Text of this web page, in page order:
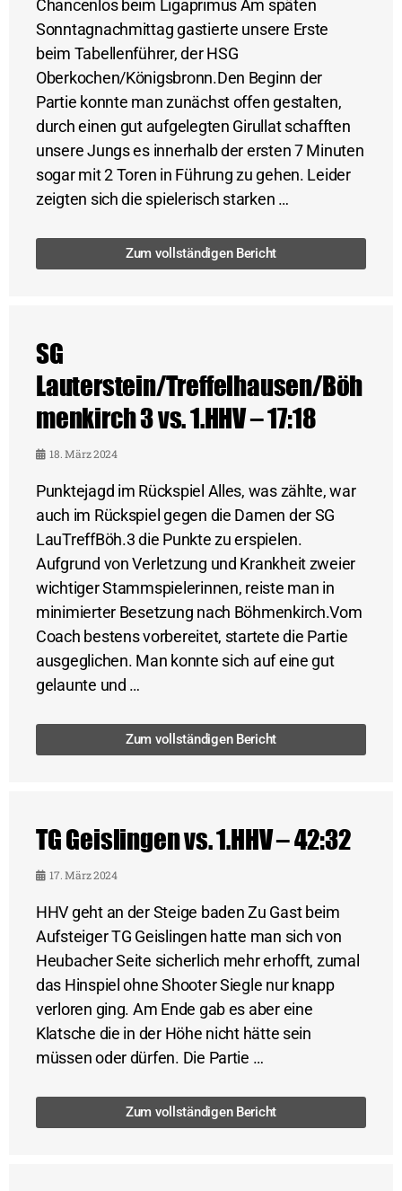
Chancenlos beim Ligaprimus Am späten
Sonntagnachmittag gastierte unsere Erste
beim Tabellenführer, der HSG
Oberkochen/Königsbronn.Den Beginn der
Partie konnte man zunächst offen gestalten,
durch einen gut aufgelegten Girullat schafften
unsere Jungs es innerhalb der ersten 7 Minuten
sogar mit 2 Toren in Führung zu gehen. Leider
zeigten sich die spielerisch starken …
Zum vollständigen Bericht
SG
Lauterstein/Treffelhausen/Böh
menkirch 3 vs. 1.HHV – 17:18
18. März 2024
Punktejagd im Rückspiel Alles, was zählte, war
auch im Rückspiel gegen die Damen der SG
LauTreffBöh.3 die Punkte zu erspielen.
Aufgrund von Verletzung und Krankheit zweier
wichtiger Stammspielerinnen, reiste man in
minimierter Besetzung nach Böhmenkirch.Vom
Coach bestens vorbereitet, startete die Partie
ausgeglichen. Man konnte sich auf eine gut
gelaunte und …
Zum vollständigen Bericht
TG Geislingen vs. 1.HHV – 42:32
17. März 2024
HHV geht an der Steige baden Zu Gast beim
Aufsteiger TG Geislingen hatte man sich von
Heubacher Seite sicherlich mehr erhofft, zumal
das Hinspiel ohne Shooter Siegle nur knapp
verloren ging. Am Ende gab es aber eine
Klatsche die in der Höhe nicht hätte sein
müssen oder dürfen. Die Partie …
Zum vollständigen Bericht